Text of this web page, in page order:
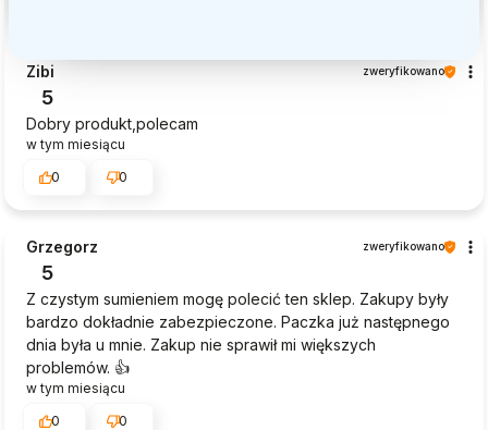
Zibi zweryfikowano
5
Dobry produkt,polecam
w tym miesiącu
0
0
Grzegorz zweryfikowano
5
Z czystym sumieniem mogę polecić ten sklep. Zakupy były
bardzo dokładnie zabezpieczone. Paczka już następnego
dnia była u mnie. Zakup nie sprawił mi większych
problemów. 👍️
w tym miesiącu
0
0